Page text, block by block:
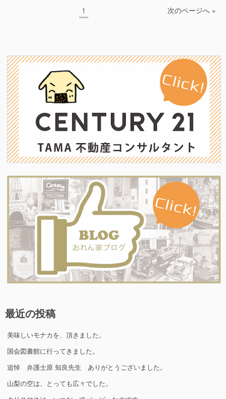
ト
住
ょ
う。
其
の
ビ
ゲ
ー
シ
ョ
ン
ペ
ー
1 次のページへ »
最近の投稿
美味しいモナカを、頂きました。
国会図書館に行ってきました。
追悼 弁護士原 知良先生 ありがとうございました。
山梨の空は、とっても広々でした。